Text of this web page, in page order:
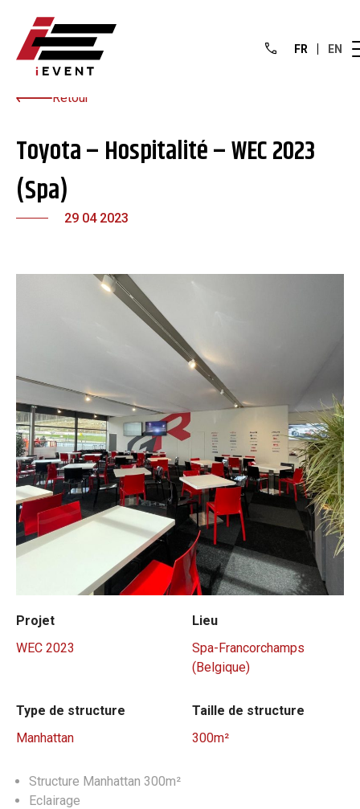
FR EN
Retour
Toyota – Hospitalité – WEC 2023
(Spa)
29 04 2023
Projet
WEC 2023
Lieu
Spa-Francorchamps
(Belgique)
Type de structure
Manhattan
Taille de structure
300m²
Structure Manhattan 300m²
Eclairage